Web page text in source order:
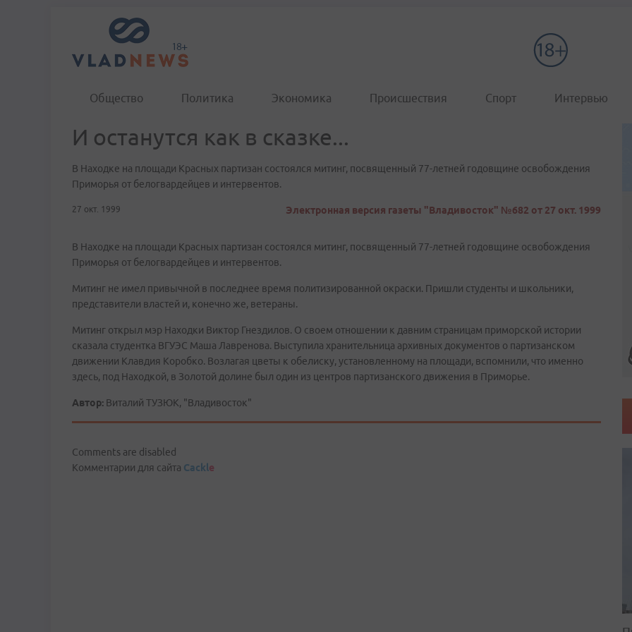
Общество Политика Экономика Происшествия Спорт Интервью
И останутся как в сказке...
В Находке на площади Красных партизан состоялся митинг, посвященный 77-летней годовщине освобождения
Приморья от белогвардейцев и интервентов.
27 окт. 1999 Электронная версия газеты "Владивосток" №682 от 27 окт. 1999
В Находке на площади Красных партизан состоялся митинг, посвященный 77-летней годовщине освобождения
Приморья от белогвардейцев и интервентов.
Митинг не имел привычной в последнее время политизированной окраски. Пришли студенты и школьники,
представители властей и, конечно же, ветераны.
Митинг открыл мэр Находки Виктор Гнездилов. О своем отношении к давним страницам приморской истории
сказала студентка ВГУЭС Маша Лавренова. Выступила хранительница архивных документов о партизанском
движении Клавдия Коробко. Возлагая цветы к обелиску, установленному на площади, вспомнили, что именно
здесь, под Находкой, в Золотой долине был один из центров партизанского движения в Приморье.
Автор: Виталий ТУЗЮК, "Владивосток"
Comments are disabled
Комментарии для сайта Cackle